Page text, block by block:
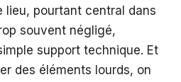
lieu, pourtant central dans
souvent négligé,
support technique. Et
des éléments lourds, on